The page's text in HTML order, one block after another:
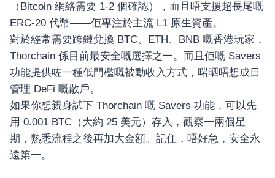
（Bitcoin 網絡需要 1-2 個確認），而且唔支援超長尾嘅
ERC-20 代幣——佢專注於主流 L1 原生資產。
對於經常需要跨鏈兌換 BTC、ETH、BNB 嘅香港玩家，
Thorchain 係目前最安全嘅選擇之一。而且佢嘅 Savers
功能提供咗一種低門檻嘅被動收入方式，啱晒唔想成日
管理 DeFi 嘅散戶。
如果你想親身試下 Thorchain 嘅 Savers 功能，可以先
用 0.001 BTC（大約 25 美元）存入，觀察一兩個星
期，熟悉流程之後再加大金額。記住，唔好急，安全永
遠第一。